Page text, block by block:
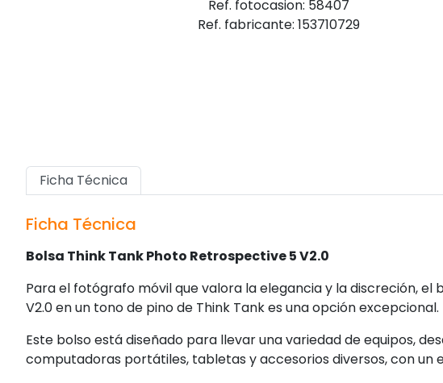
Ref. fotocasion: 58407
Ref. fabricante: 153710729
Ficha Técnica
Ficha Técnica
Bolsa Think Tank Photo Retrospective 5 V2.0
Para el fotógrafo móvil que valora la elegancia y la discreción,
V2.0 en un tono de pino de Think Tank es una opción excepcional.
Este bolso está diseñado para llevar una variedad de equipos,
computadoras portátiles, tabletas y accesorios diversos, con un